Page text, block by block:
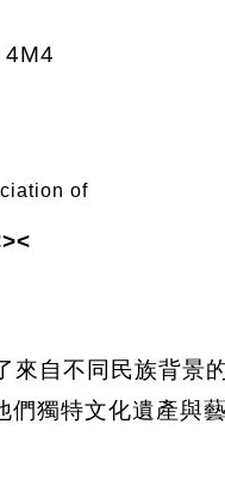
of
自不同民族背景
獨特文化遺產與藝